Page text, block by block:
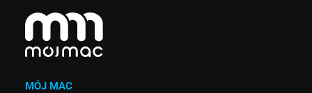
MÓJ MAC